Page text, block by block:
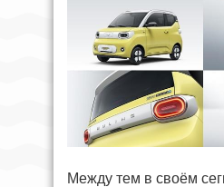
Между тем в своём